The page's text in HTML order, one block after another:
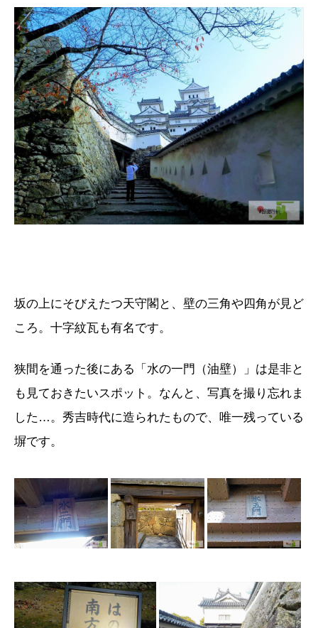
坂の上にそびえたつ天守閣と、壁の三角や四角が見ど
ころ。十字紋瓦も有名です。
狭間を通った後にある「水の一門（油壁）」は是非と
も見ておきたいスポット。なんと、写真を撮り忘れま
した…。秀吉時代に造られたもので、唯一残っている
塀です。